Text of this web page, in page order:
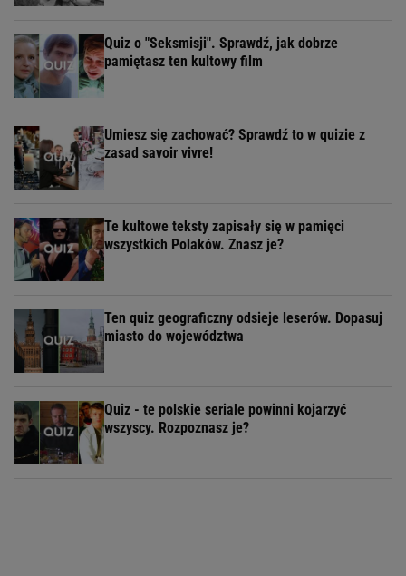
Quiz o "Seksmisji". Sprawdź, jak dobrze
pamiętasz ten kultowy film
Umiesz się zachować? Sprawdź to w quizie z
zasad savoir vivre!
Te kultowe teksty zapisały się w pamięci
wszystkich Polaków. Znasz je?
Ten quiz geograficzny odsieje leserów. Dopasuj
miasto do województwa
Quiz - te polskie seriale powinni kojarzyć
wszyscy. Rozpoznasz je?